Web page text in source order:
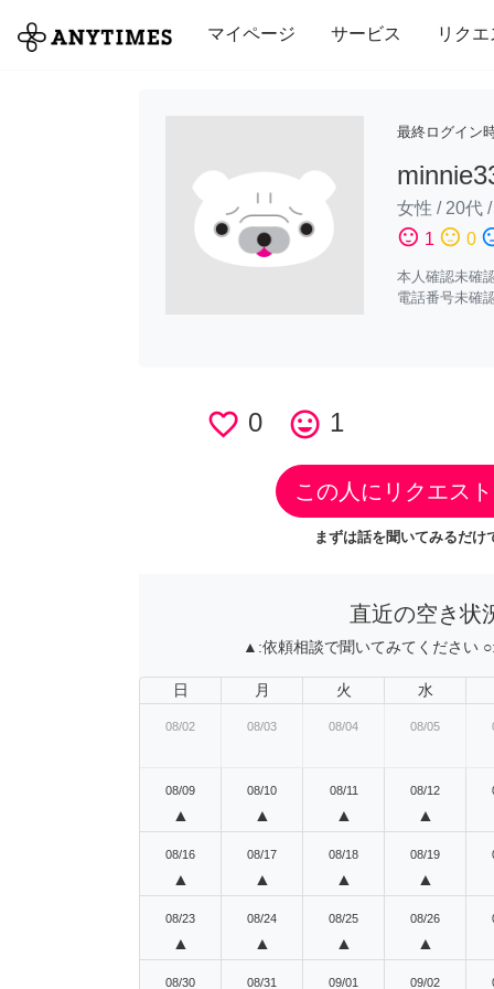
マイページ サービス リクエ
全て 修理・組立 家事 引っ越し
最終ログイン
女性 / 20代 /
sentiment_satisfied 1 sentiment_neutral 0
本人確認未確
電話番号未確
favorite_border 0 tag_faces 1
この人にリクエス
まずは話を聞いてみるだけ
直近の空き状
▲:依頼相談で聞いてみてください ○:
日 月 火 水
08/02 08/03 08/04 08/05
08/09
▲
08/10
▲
08/11
▲
08/12
▲
08/16
▲
08/17
▲
08/18
▲
08/19
▲
08/23
▲
08/24
▲
08/25
▲
08/26
▲
08/30 08/31 09/01 09/02